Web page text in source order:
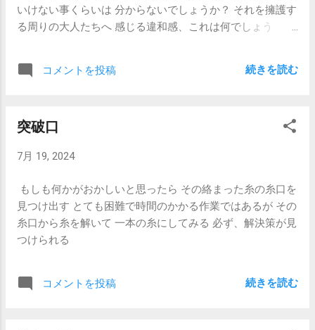
いけない事くらいは 分からないでしょうか？ それを擁護す
る周りの大人たちへ 感じる違和感、これは何でしょう
コメントを投稿 続きを読む
突破口
7月 19, 2024
もしも何かがおかしいと思ったら その絡まった糸の糸口を
見つけ出す とても困難で時間のかかる作業ではあるが その
糸口から糸を解いて 一本の糸にしてみる 必ず、解決策が見
つけられる
コメントを投稿 続きを読む